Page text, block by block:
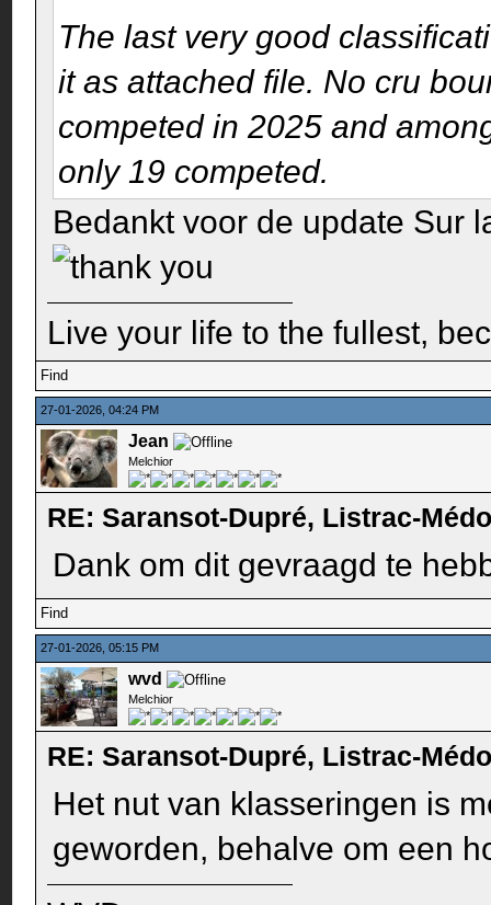
The last very good
it as attached file. No cru
competed in 2025 and
only 19 competed.
Bedankt voor de update Sur
Live your life to the fullest,
Find
27-01-2026, 04:24 PM
Jean
Melchior
RE: Saransot-Dupré, Listrac-
Dank om dit gevraagd te
Find
27-01-2026, 05:15 PM
wvd
Melchior
RE: Saransot-Dupré, Listrac-
Het nut van klasseringen is
geworden, behalve om een